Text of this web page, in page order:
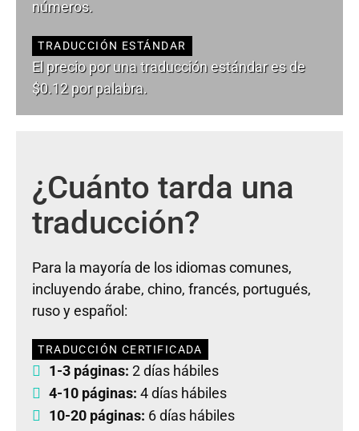
números.
TRADUCCIÓN ESTÁNDAR
El precio por una traducción estándar es de
$0.12 por palabra.
¿Cuánto tarda una
traducción?
Para la mayoría de los idiomas comunes,
incluyendo árabe, chino, francés, portugués,
ruso y español:
TRADUCCIÓN CERTIFICADA
1-3 páginas: 2 días hábiles
4-10 páginas: 4 días hábiles
10-20 páginas: 6 días hábiles